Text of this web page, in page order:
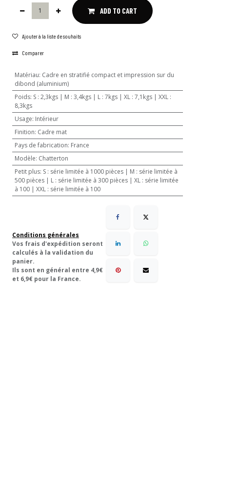
ADD TO CART
Ajouter à la liste de souhaits
Comparer
Matériau: Cadre en stratifié compact et impression sur du
dibond (aluminium)
Poids: S : 2,3kgs | M : 3,4kgs | L : 7kgs | XL : 7,1kgs | XXL :
8,3kgs
Usage: Intérieur
Finition: Cadre mat
Pays de fabrication: France
Modèle: Chatterton
Petit plus: S : série limitée à 1000 pièces | M : série limitée à
500 pièces | L : série limitée à 300 pièces | XL : série limitée
à 100 | XXL : série limitée à 100
Conditions générales
Vos frais d'expédition seront
calculés à la validation du
panier.
Ils sont en général entre 4,9€
et 6,9€ pour la France.